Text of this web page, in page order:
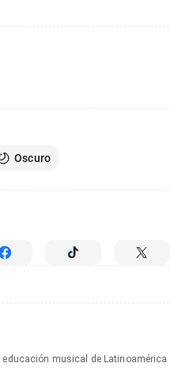
Oscuro
musical de Latinoamérica